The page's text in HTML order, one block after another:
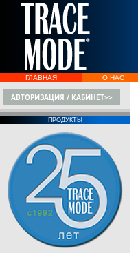
ГЛАВНАЯ О НАС
АВТОРИЗАЦИЯ / КАБИНЕТ>>
ПРОДУКТЫ